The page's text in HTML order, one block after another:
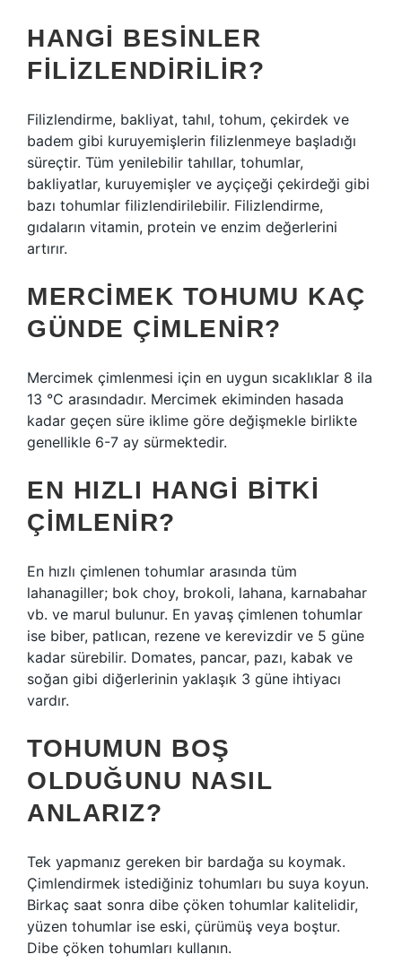
HANGI BESINLER
FILIZLENDIRILIR?
Filizlendirme, bakliyat, tahıl, tohum, çekirdek ve
badem gibi kuruyemişlerin filizlenmeye başladığı
süreçtir. Tüm yenilebilir tahıllar, tohumlar,
bakliyatlar, kuruyemişler ve ayçiçeği çekirdeği gibi
bazı tohumlar filizlendirilebilir. Filizlendirme,
gıdaların vitamin, protein ve enzim değerlerini
artırır.
MERCIMEK TOHUMU KAÇ
GÜNDE ÇIMLENIR?
Mercimek çimlenmesi için en uygun sıcaklıklar 8 ila
13 °C arasındadır. Mercimek ekiminden hasada
kadar geçen süre iklime göre değişmekle birlikte
genellikle 6-7 ay sürmektedir.
EN HIZLI HANGI BITKI
ÇIMLENIR?
En hızlı çimlenen tohumlar arasında tüm
lahanagiller; bok choy, brokoli, lahana, karnabahar
vb. ve marul bulunur. En yavaş çimlenen tohumlar
ise biber, patlıcan, rezene ve kerevizdir ve 5 güne
kadar sürebilir. Domates, pancar, pazı, kabak ve
soğan gibi diğerlerinin yaklaşık 3 güne ihtiyacı
vardır.
TOHUMUN BOŞ
OLDUĞUNU NASIL
ANLARIZ?
Tek yapmanız gereken bir bardağa su koymak.
Çimlendirmek istediğiniz tohumları bu suya koyun.
Birkaç saat sonra dibe çöken tohumlar kalitelidir,
yüzen tohumlar ise eski, çürümüş veya boştur.
Dibe çöken tohumları kullanın.